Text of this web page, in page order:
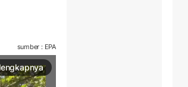
sumber : EPA